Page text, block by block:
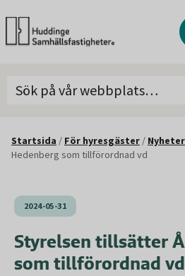
Startsida / För hyresgäster / Nyheter
Hedenberg som tillförordnad vd
2024-05-31
Styrelsen tillsätter
som tillförordnad vd